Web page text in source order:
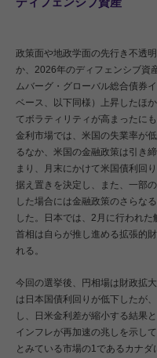
政策面や地政学面の先行き不透
か、2026年のディフェンシブ資
ムバーグ・グローバル総合債券
ベース、以下同様）上昇したほ
てボラティリティが高まったに
金利市場では、米国の失業率が
るなか、米国の金融政策は引き
まり、月末にかけて米国債利回
据え置きを決定し、また、一部
した場合には金融政策のさらな
した。日本では、2月に行われ
首相は自らが推し進める拡張的
れる。
今回の選挙後、円相場は財政拡
は日本国債利回りが低下したが
し、日米金利差が縮小する結果
インフレが再加速の兆しを示し
とみている市場の1であるカナダ